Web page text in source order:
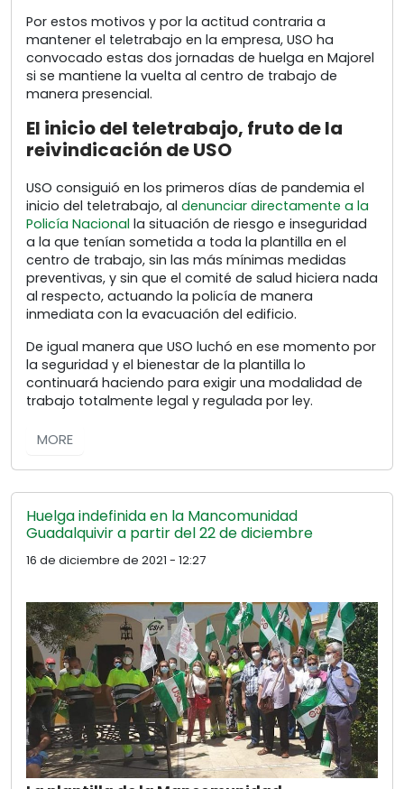
Por estos motivos y por la actitud contraria a
mantener el teletrabajo en la empresa, USO ha
convocado estas dos jornadas de huelga en Majorel
si se mantiene la vuelta al centro de trabajo de
manera presencial.
El inicio del teletrabajo, fruto de la
reivindicación de USO
USO consiguió en los primeros días de pandemia el
inicio del teletrabajo, al denunciar directamente a la
Policía Nacional la situación de riesgo e inseguridad
a la que tenían sometida a toda la plantilla en el
centro de trabajo, sin las más mínimas medidas
preventivas, y sin que el comité de salud hiciera nada
al respecto, actuando la policía de manera
inmediata con la evacuación del edificio.
De igual manera que USO luchó en ese momento por
la seguridad y el bienestar de la plantilla lo
continuará haciendo para exigir una modalidad de
trabajo totalmente legal y regulada por ley.
MORE
Huelga indefinida en la Mancomunidad
Guadalquivir a partir del 22 de diciembre
16 de diciembre de 2021 - 12:27